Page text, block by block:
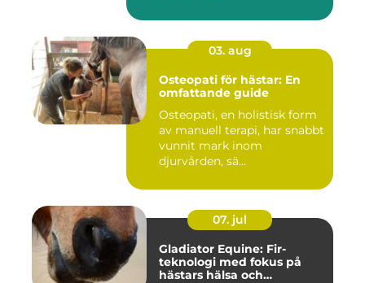
03. aug
Osteopati för hästar: En
omfattande guide
Osteopati, en holistisk form
av manuell terapi, har snabbt
vunnit mark inom
djurvården, sä...
07. jul
Gladiator Equine: Fir-
teknologi med fokus på
hästars hälsa och